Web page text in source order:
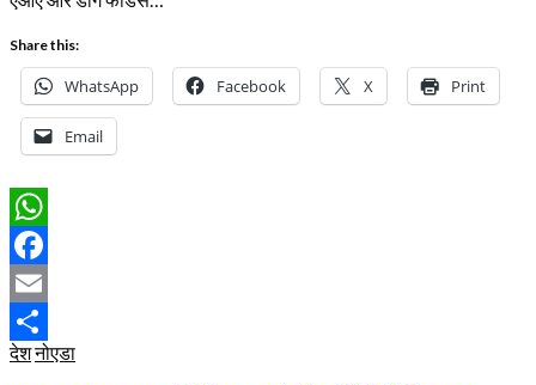
Share this:
WhatsApp Facebook X Print
Email
WhatsApp
Facebook
Email
Share
देशनोएडा